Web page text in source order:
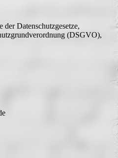
Datenschutzgesetze,
(DSGVO),